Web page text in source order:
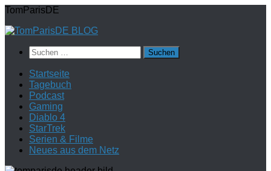
Zum
springen
TomParisDE
Suchen
nach:
Startseite
Tagebuch
Podcast
Gaming
Diablo 4
StarTrek
Serien & Filme
Neues aus dem Netz